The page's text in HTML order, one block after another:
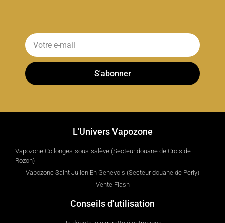
S'abonner
L'Univers Vapozone
Vapozone Collonges-sous-salève (Secteur douane de Crois de
Rozon)
Vapozone Saint Julien En Genevois (Secteur douane de Perly)
Vente Flash
Conseils d'utilisation